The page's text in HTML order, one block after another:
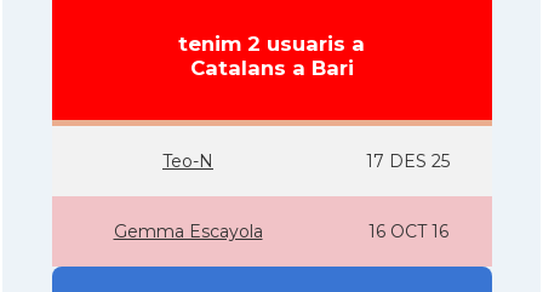
tenim 2 usuaris a
Catalans a Bari
Teo-N 17 DES 25
Gemma Escayola 16 OCT 16